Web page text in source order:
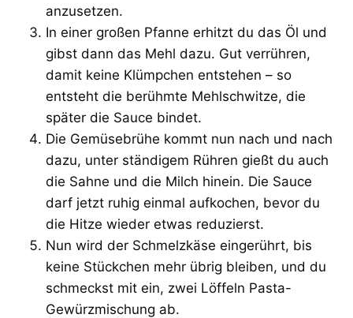
anzusetzen.
In einer großen Pfanne erhitzt du das Öl und
gibst dann das Mehl dazu. Gut verrühren,
damit keine Klümpchen entstehen – so
entsteht die berühmte Mehlschwitze, die
später die Sauce bindet.
Die Gemüsebrühe kommt nun nach und nach
dazu, unter ständigem Rühren gießt du auch
die Sahne und die Milch hinein. Die Sauce
darf jetzt ruhig einmal aufkochen, bevor du
die Hitze wieder etwas reduzierst.
Nun wird der Schmelzkäse eingerührt, bis
keine Stückchen mehr übrig bleiben, und du
schmeckst mit ein, zwei Löffeln Pasta-
Gewürzmischung ab.